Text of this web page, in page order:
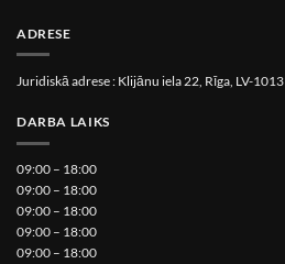
ADRESE
Juridiskā adrese : Klijānu iela 22, Rīga, LV-1013
DARBA LAIKS
09:00 – 18:00
09:00 – 18:00
09:00 – 18:00
09:00 – 18:00
09:00 – 18:00